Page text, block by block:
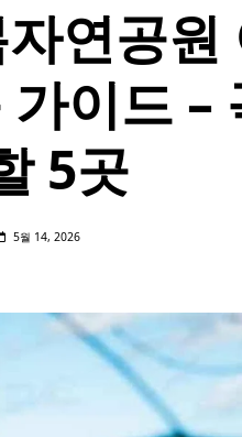
연공원
이드 –
5곳
5월 14, 2026